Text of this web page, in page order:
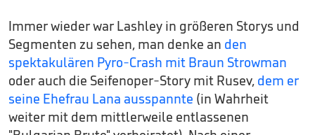
Immer wieder war Lashley in größeren Storys und
Segmenten zu sehen, man denke an den
spektakulären Pyro-Crash mit Braun Strowman
oder auch die Seifenoper-Story mit Rusev, dem er
seine Ehefrau Lana ausspannte (in Wahrheit
weiter mit dem mittlerweile entlassenen